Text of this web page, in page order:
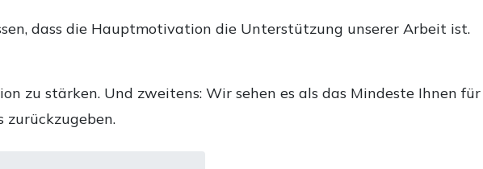
dass die Hauptmotivation die Unterstützung unserer Arbeit ist.
zu stärken. Und zweitens: Wir sehen es als das Mindeste Ihnen für